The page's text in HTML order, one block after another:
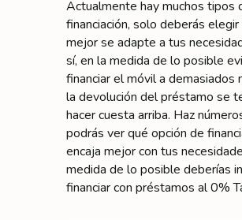
Actualmente hay muchos tipos
financiación, solo deberás elegir
mejor se adapte a tus
sí, en la medida de lo posible
financiar el móvil a demasiados
la devolución del préstamo se
hacer cuesta arriba. Haz
podrás ver qué opción de
encaja mejor con tus
medida de lo posible deberías
financiar con préstamos al 0%